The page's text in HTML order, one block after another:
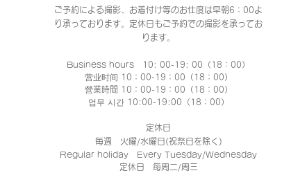
ご予約による撮影、お着付け等のお仕度は早朝6：00よ
り承っております。定休日もご予約での撮影を承ってお
ります。
Business hours 10: 00-19: 00（18：00）
营业时间 10：00-19：00（18：00）
營業時間 10：00-19：00（18：00）
업무 시간 10:00-19:00（18：00）
定休日
毎週 火曜/水曜日(祝祭日を除く)
Regular holiday Every Tuesday/Wednesday
定休日 每周二/周三